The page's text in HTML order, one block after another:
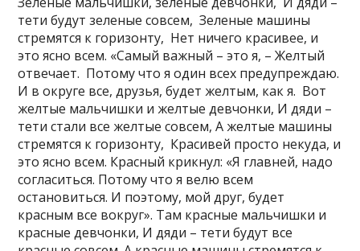
тети будут зеленые совсем, Зеленые машины
стремятся к горизонту, Нет ничего красивее, и
это ясно всем. «Самый важный – это я, – Желтый
отвечает. Потому что я один всех предупреждаю.
И в округе все, друзья, будет желтым, как я. Вот
желтые мальчишки и желтые девчонки, И дяди –
тети стали все желтые совсем, А желтые машины
стремятся к горизонту, Красивей просто некуда, и
это ясно всем. Красный крикнул: «Я главней, надо
согласиться. Потому что я велю всем
остановиться. И поэтому, мой друг, будет
красным все вокруг». Там красные мальчишки и
красные девчонки, И дяди – тети будут все